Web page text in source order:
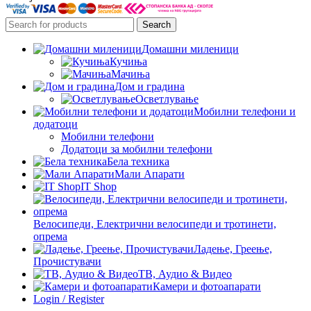
Search
Домашни миленици
Кучиња
Мачиња
Дом и градина
Осветлување
Мобилни телефони и
додатоци
Мобилни телефони
Додатоци за мобилни телефони
Бела техника
Мали Апарати
IT Shop
Велосипеди, Електрични велосипеди и тротинети,
опрема
Ладење, Греење,
Прочистувачи
ТВ, Аудио & Видео
Камери и фотоапарати
Login / Register